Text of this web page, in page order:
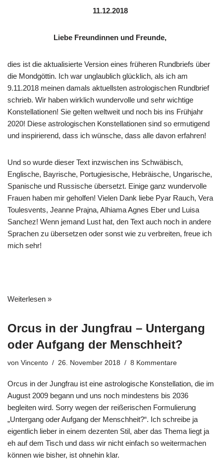
11.12.2018
Liebe Freundinnen und Freunde,
dies ist die aktualisierte Version eines früheren Rundbriefs über
die Mondgöttin. Ich war unglaublich glücklich, als ich am
9.11.2018 meinen damals aktuellsten astrologischen Rundbrief
schrieb. Wir haben wirklich wundervolle und sehr wichtige
Konstellationen! Sie gelten weltweit und noch bis ins Frühjahr
2020! Diese astrologischen Konstellationen sind so ermutigend
und inspirierend, dass ich wünsche, dass alle davon erfahren!
Und so wurde dieser Text inzwischen ins Schwäbisch,
Englische, Bayrische, Portugiesische, Hebräische, Ungarische,
Spanische und Russische übersetzt. Einige ganz wundervolle
Frauen haben mir geholfen! Vielen Dank liebe Pyar Rauch, Vera
Toulesvents, Jeanne Prajna, Alhiama Agnes Eber und Luisa
Sanchez! Wenn jemand Lust hat, den Text auch noch in andere
Sprachen zu übersetzen oder sonst wie zu verbreiten, freue ich
mich sehr!
Weiterlesen »
Orcus in der Jungfrau – Untergang
oder Aufgang der Menschheit?
von Vincento 26. November 2018 8 Kommentare
Orcus in der Jungfrau ist eine astrologische Konstellation, die im
August 2009 begann und uns noch mindestens bis 2036
begleiten wird. Sorry wegen der reißerischen Formulierung
„Untergang oder Aufgang der Menschheit?“. Ich schreibe ja
eigentlich lieber in einem dezenten Stil, aber das Thema liegt ja
eh auf dem Tisch und dass wir nicht einfach so weitermachen
können wie bisher, ist ohnehin klar.